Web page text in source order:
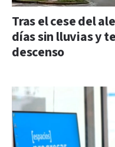
Tras el cese del
días sin lluvias y
descenso